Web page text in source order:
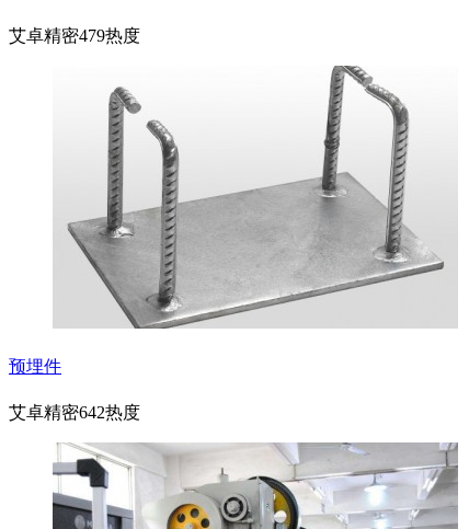
艾卓精密479热度
预埋件
艾卓精密642热度